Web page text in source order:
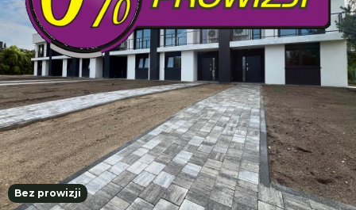
Bez prowizji